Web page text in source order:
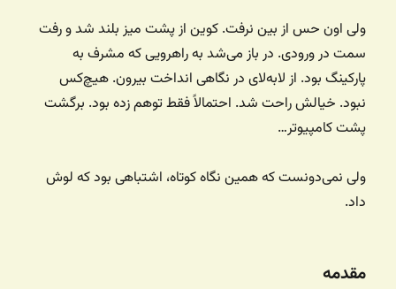
ولی اون حس از بین نرفت. کوین از پشت میز بلند شد و رفت
سمت در ورودی. در باز می‌شد به راهرویی که مشرف به
پارکینگ بود. از لا‌به‌لای در نگاهی انداخت بیرون. هیچ‌کس
نبود. خیالش راحت شد. احتمالاً فقط توهم زده بود. برگشت
پشت کامپیوتر…
ولی نمی‌دونست که همین نگاه کوتاه، اشتباهی بود که لوش
داد.
مقدمه